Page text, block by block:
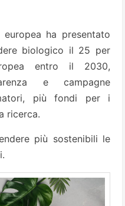
europea ha presentato
biologico il 25 per
entro il 2030,
e campagne
più fondi per i
ricerca.
più sostenibili le